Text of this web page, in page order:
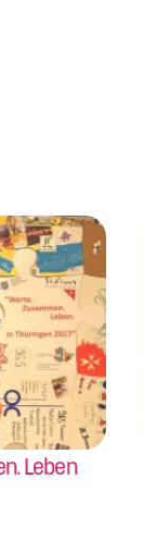
Leben